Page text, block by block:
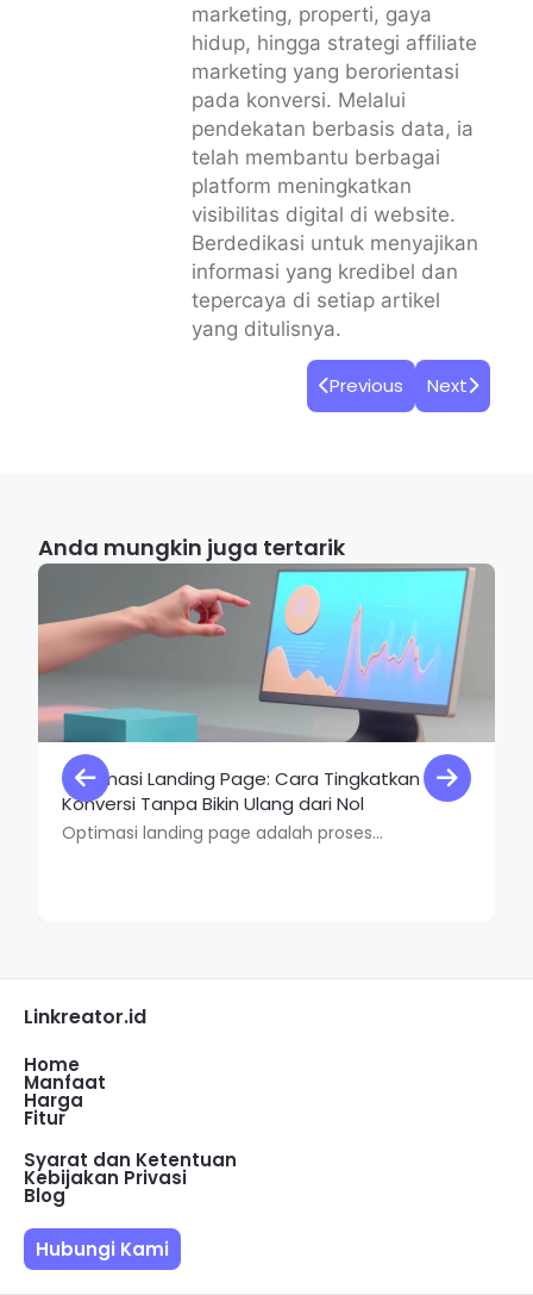
marketing, properti, gaya
hidup, hingga strategi affiliate
marketing yang berorientasi
pada konversi. Melalui
pendekatan berbasis data, ia
telah membantu berbagai
platform meningkatkan
visibilitas digital di website.
Berdedikasi untuk menyajikan
informasi yang kredibel dan
tepercaya di setiap artikel
yang ditulisnya.
Previous Next
Anda mungkin juga tertarik
Optimasi Landing Page: Cara Tingkatkan
Konversi Tanpa Bikin Ulang dari Nol
Optimasi landing page adalah proses...
Linkreator.id
Home
Manfaat
Harga
Fitur
Syarat dan Ketentuan
Kebijakan Privasi
Blog
Hubungi Kami